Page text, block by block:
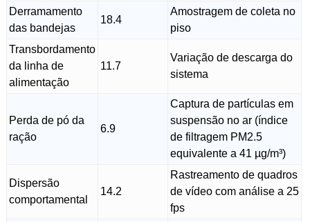
Derramamento
das bandejas
18.4
Amostragem de coleta no
piso
Transbordamento
da linha de
alimentação
11.7
Variação de descarga do
sistema
Perda de pó da
ração
6.9
Captura de partículas em
suspensão no ar (índice
de filtragem PM2.5
equivalente a 41 µg/m³)
Dispersão
comportamental
14.2
Rastreamento de quadros
de vídeo com análise a 25
fps